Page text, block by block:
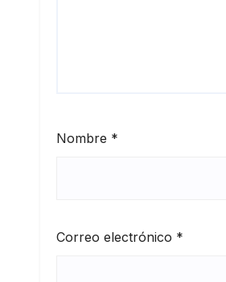
Nombre *
Correo electrónico *